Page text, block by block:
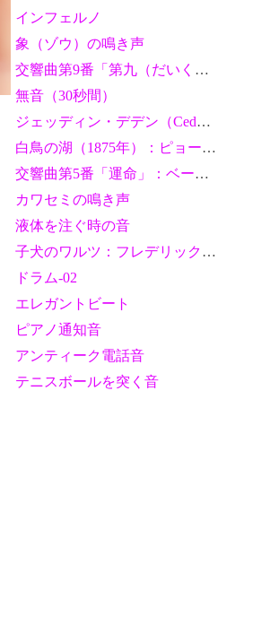
インフェルノ
象（ゾウ）の鳴き声
交響曲第9番「第九（だいく）」：ベートーヴェン
無音（30秒間）
ジェッディン・デデン（Ceddin Deden）
白鳥の湖（1875年）：ピョートル・チャイコフスキー
交響曲第5番「運命」：ベートーヴェン（ギターバージョン）
カワセミの鳴き声
液体を注ぐ時の音
子犬のワルツ：フレデリック・ショパン
ドラム-02
エレガントビート
ピアノ通知音
アンティーク電話音
テニスボールを突く音